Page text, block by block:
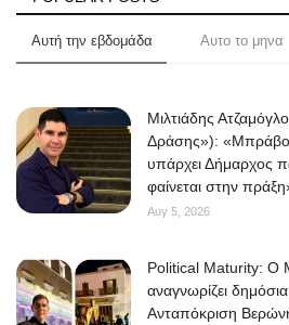
Αυτή την εβδομάδα Αυτο το μηνα
Μιλτιάδης
Δράσης»):
υπάρχει Δήμαρχος
φαίνεται στην
Αυγ 5, 2026
Political Maturity: Ο
αναγνωρίζει
Ανταπόκριση